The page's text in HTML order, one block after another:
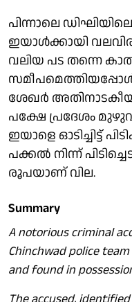
പിന്നാലെ
ഇയാൾക്കായി
വലിയ പട തന്നെ
ശേഖർ
പക്ഷേ പ്രദേശം
ഇയാളെ ഓടിച്ചിട്ട്
പക്കൽ നിന്ന്
രൂപയാണ് വില.
Summary
A notorious criminal
Chinchwad police
and found in